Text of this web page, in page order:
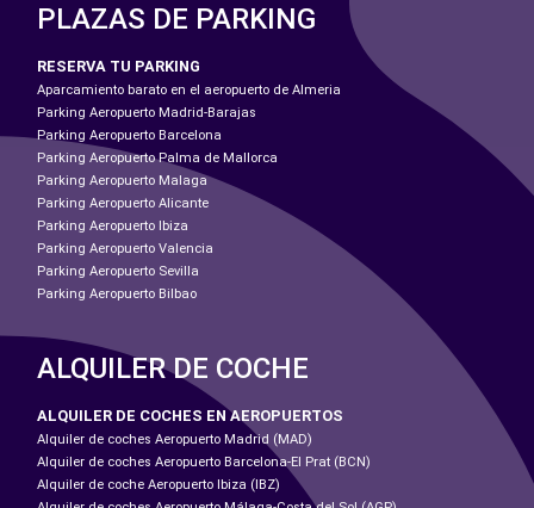
PLAZAS DE PARKING
RESERVA TU PARKING
Aparcamiento barato en el aeropuerto de Almeria
Parking Aeropuerto Madrid-Barajas
Parking Aeropuerto Barcelona
Parking Aeropuerto Palma de Mallorca
Parking Aeropuerto Malaga
Parking Aeropuerto Alicante
Parking Aeropuerto Ibiza
Parking Aeropuerto Valencia
Parking Aeropuerto Sevilla
Parking Aeropuerto Bilbao
ALQUILER DE COCHE
ALQUILER DE COCHES EN AEROPUERTOS
Alquiler de coches Aeropuerto Madrid (MAD)
Alquiler de coches Aeropuerto Barcelona-El Prat (BCN)
Alquiler de coche Aeropuerto Ibiza (IBZ)